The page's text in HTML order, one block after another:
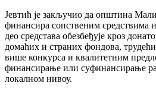
Јевтић је закључио да општина
финансира сопственим средствима
део средстава обезбеђује кроз
домаћих и страних фондова,
више конкурса и квалитетним
финансирање или суфинансирање
локалном нивоу.